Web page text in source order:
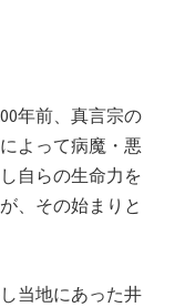
年前、真言宗の
よって病魔・悪
自らの生命力を
、その始まりと
当地にあった井